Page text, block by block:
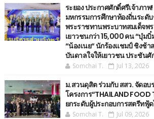
ระยอง ประกาศศักดิ์ศรีเจ้าภา
มหกรรมการศึกษาท้องถิ่นระดั
พระราชทานพระบาทสมเด็จพ
เยาวชนกว่า 15,000 คน “บุ๋มบิ๋
“น้องเนย“ นักร้องแชมป์ ชิงช้า
บันดาลใจให้เยาวชน ประชันศั
Somchai T. Jul 13, 2026
ม.สวนดุสิต ร่วมกับ สสว. จัดอบ
โครงการ“THAILAND FOOD
ยกระดับผู้ประกอบการสตรีทฟู้
Somchai T. Jul 09, 2026